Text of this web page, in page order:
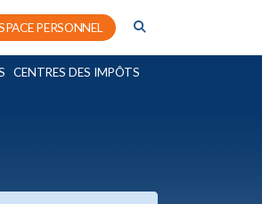
PERSONNEL
CENTRES DES IMPÔTS